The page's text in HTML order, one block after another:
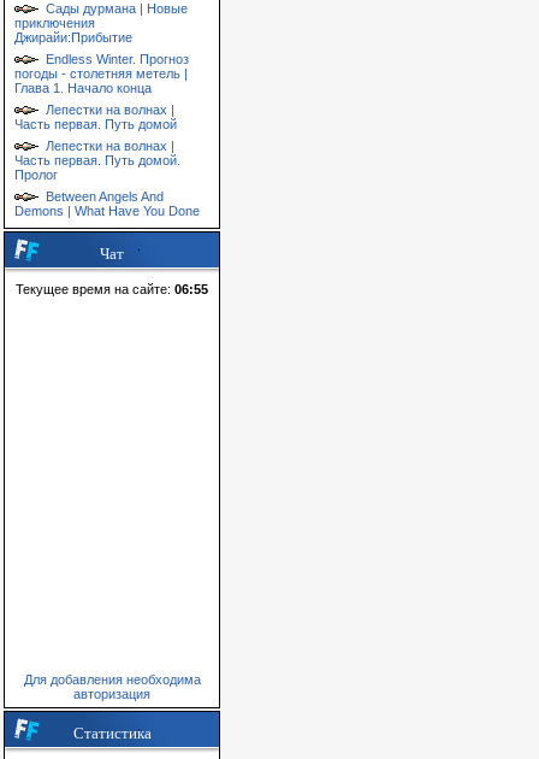
Сады дурмана | Новые
приключения
Джирайи:Прибытие
Endless Winter. Прогноз
погоды - столетняя метель |
Глава 1. Начало конца
Лепестки на волнах |
Часть первая. Путь домой
Лепестки на волнах |
Часть первая. Путь домой.
Пролог
Between Angels And
Demons | What Have You Done
Чат
Текущее время на сайте: 06:55
Для добавления необходима
авторизация
Статистика